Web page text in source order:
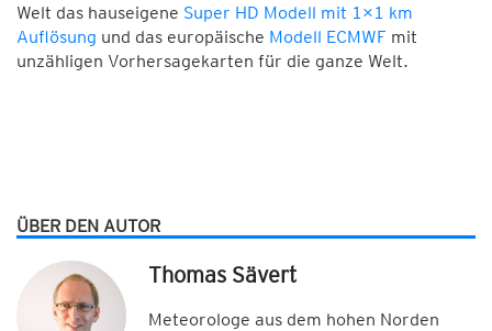
Welt das hauseigene Super HD Modell mit 1×1 km
Auflösung und das europäische Modell ECMWF mit
unzähligen Vorhersagekarten für die ganze Welt.
ÜBER DEN AUTOR
Thomas Sävert
Meteorologe aus dem hohen Norden